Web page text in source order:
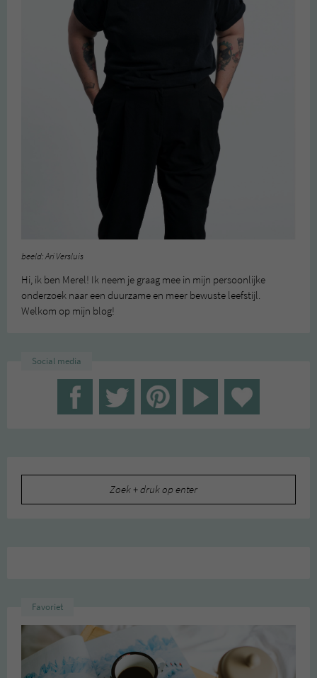
beeld: Ari Versluis
Hi, ik ben Merel! Ik neem je graag mee in mijn persoonlijke
onderzoek naar een duurzame en meer bewuste leefstijl.
Welkom op mijn blog!
Social media
Favoriet